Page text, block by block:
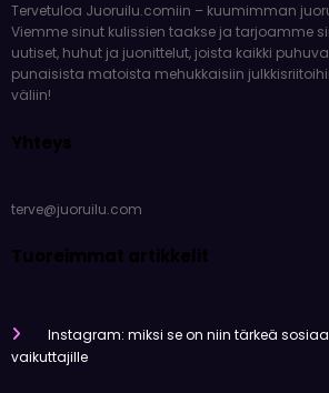
Tervetuloa Juoruilu.comiin – kuumimman
Viemme sinut kulissien taakse ja tarjoamme
uutiset, huhut ja juonittelut, joista kaikki
punaisista matoista mehukkaisiin
väliin!
Yhteys
terve@juoruilu.com
Tuoreimmat artikkelit
Instagram: miksi se on niin tärkeä
vaikuttajille